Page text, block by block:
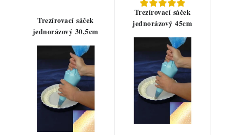
Trezírovací sáček
jednorázový 30,5cm
Trezírovací sáček
jednorázový 45cm